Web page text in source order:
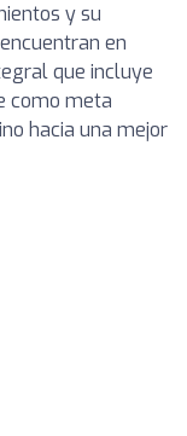
y su
en
que incluye
como meta
hacia una mejor